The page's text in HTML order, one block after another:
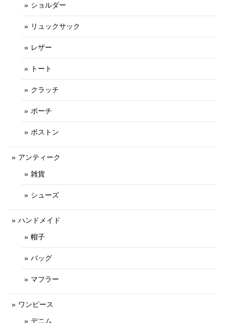
ショルダー
リュックサック
レザー
トート
クラッチ
ポーチ
ボストン
アンティーク
雑貨
シューズ
ハンドメイド
帽子
バッグ
マフラー
ワンピース
デニム